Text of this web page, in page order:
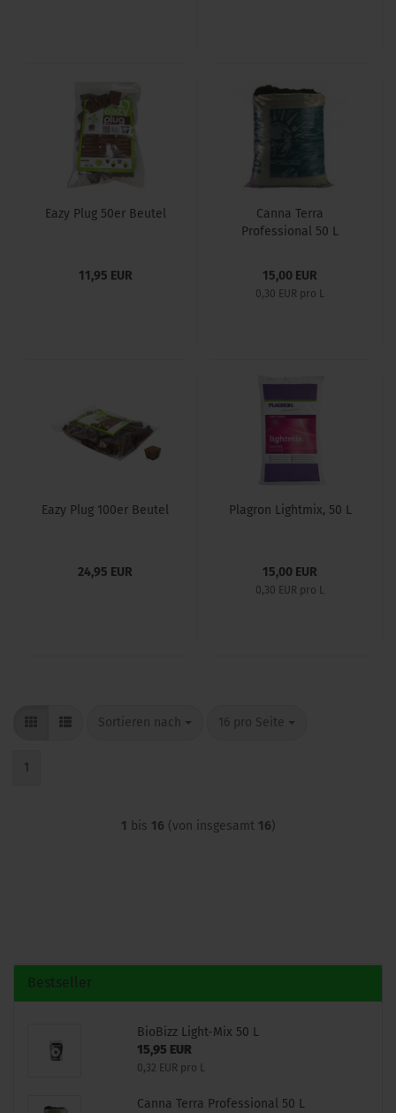
Eazy Plug 50er Beutel
11,95 EUR
Canna Terra
Professional 50 L
15,00 EUR
0,30 EUR pro L
Eazy Plug 100er Beutel
24,95 EUR
Plagron Lightmix, 50 L
15,00 EUR
0,30 EUR pro L
Sortieren nach
Sortieren nach 16 pro Seite
pro Seite
1
1 bis 16 (von insgesamt 16)
Bestseller
BioBizz Light-Mix 50 L
15,95 EUR
0,32 EUR pro L
Canna Terra Professional 50 L